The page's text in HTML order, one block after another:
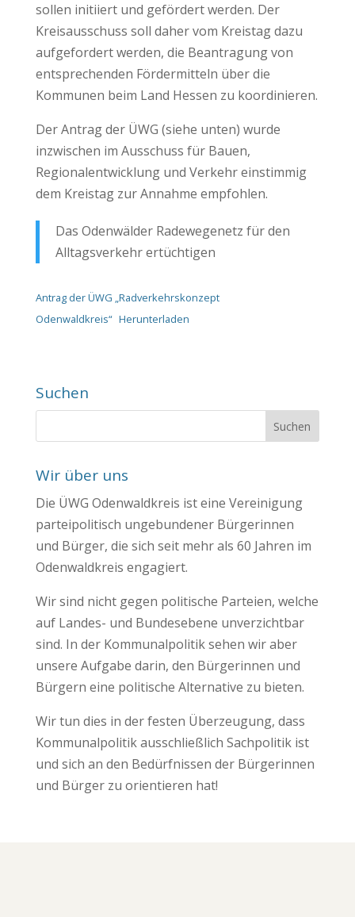
sollen initiiert und gefördert werden. Der
Kreisausschuss soll daher vom Kreistag dazu
aufgefordert werden, die Beantragung von
entsprechenden Fördermitteln über die
Kommunen beim Land Hessen zu koordinieren.
Der Antrag der ÜWG (siehe unten) wurde
inzwischen im Ausschuss für Bauen,
Regionalentwicklung und Verkehr einstimmig
dem Kreistag zur Annahme empfohlen.
Das Odenwälder Radewegenetz für den
Alltagsverkehr ertüchtigen
Antrag der ÜWG „Radverkehrskonzept
Odenwaldkreis“ Herunterladen
Suchen
Wir über uns
Die ÜWG Odenwaldkreis ist eine Vereinigung
parteipolitisch ungebundener Bürgerinnen
und Bürger, die sich seit mehr als 60 Jahren im
Odenwaldkreis engagiert.
Wir sind nicht gegen politische Parteien, welche
auf Landes- und Bundesebene unverzichtbar
sind. In der Kommunalpolitik sehen wir aber
unsere Aufgabe darin, den Bürgerinnen und
Bürgern eine politische Alternative zu bieten.
Wir tun dies in der festen Überzeugung, dass
Kommunalpolitik ausschließlich Sachpolitik ist
und sich an den Bedürfnissen der Bürgerinnen
und Bürger zu orientieren hat!